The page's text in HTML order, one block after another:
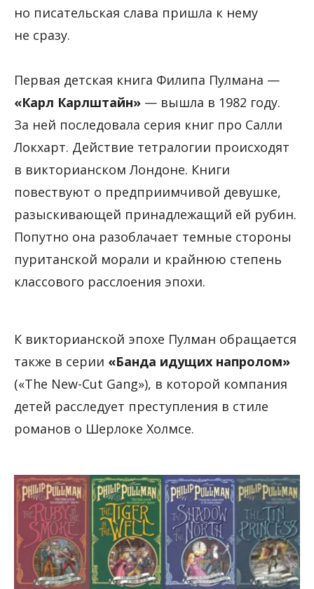
но писательская слава пришла к нему
не сразу.
Первая детская книга Филипа Пулмана —
«Карл Карлштайн» — вышла в 1982 году.
За ней последовала серия книг про Салли
Локхарт. Действие тетралогии происходят
в викторианском Лондоне. Книги
повествуют о предприимчивой девушке,
разыскивающей принадлежащий ей рубин.
Попутно она разоблачает темные стороны
пуританской морали и крайнюю степень
классового расслоения эпохи.
К викторианской эпохе Пулман обращается
также в серии «Банда идущих напролом»
(«The New-Cut Gang»), в которой компания
детей расследует преступления в стиле
романов о Шерлоке Холмсе.